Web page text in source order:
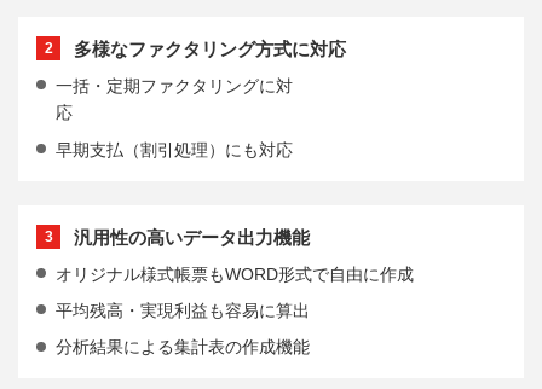
2 多様なファクタリング方式に対応
一括・定期ファクタリングに対
応
早期支払（割引処理）にも対応
3 汎用性の高いデータ出力機能
オリジナル様式帳票もWORD形式で自由に作成
平均残高・実現利益も容易に算出
分析結果による集計表の作成機能